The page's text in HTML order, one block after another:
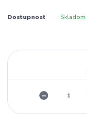
Dostupnosť Skladom